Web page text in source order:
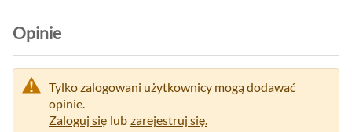
iOpinie
Tylko zalogowani użytkownicy mogą dodawać
opinie.
Zaloguj się lub zarejestruj się.